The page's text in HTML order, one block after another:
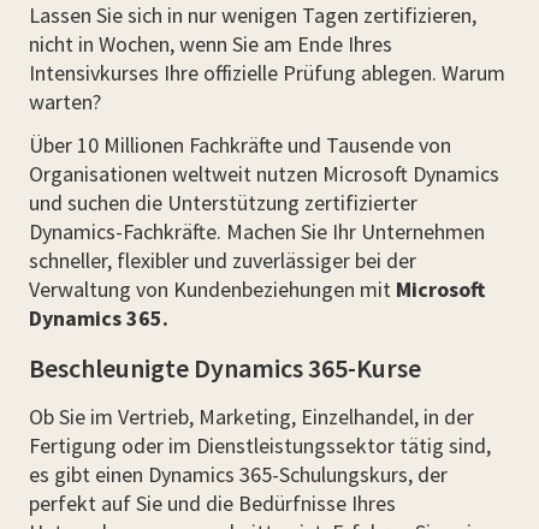
Lassen Sie sich in nur wenigen Tagen zertifizieren,
nicht in Wochen, wenn Sie am Ende Ihres
Intensivkurses Ihre offizielle Prüfung ablegen. Warum
warten?
Über 10 Millionen Fachkräfte und Tausende von
Organisationen weltweit nutzen Microsoft Dynamics
und suchen die Unterstützung zertifizierter
Dynamics-Fachkräfte. Machen Sie Ihr Unternehmen
schneller, flexibler und zuverlässiger bei der
Verwaltung von Kundenbeziehungen mit Microsoft
Dynamics 365.
Beschleunigte Dynamics 365-Kurse
Ob Sie im Vertrieb, Marketing, Einzelhandel, in der
Fertigung oder im Dienstleistungssektor tätig sind,
es gibt einen Dynamics 365-Schulungskurs, der
perfekt auf Sie und die Bedürfnisse Ihres